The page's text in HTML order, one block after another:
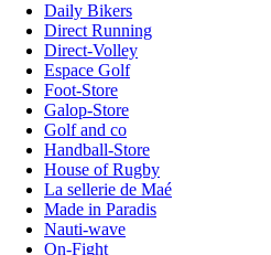
Daily Bikers
Direct Running
Direct-Volley
Espace Golf
Foot-Store
Galop-Store
Golf and co
Handball-Store
House of Rugby
La sellerie de Maé
Made in Paradis
Nauti-wave
On-Fight